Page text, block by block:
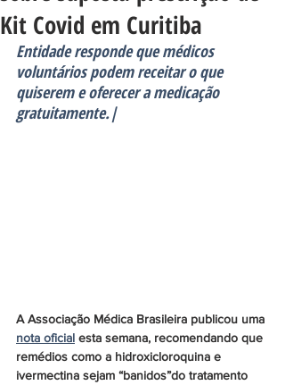
Kit Covid em Curitiba
Entidade responde que médicos
voluntários podem receitar o que
quiserem e oferecer a medicação
gratuitamente.|
A Associação Médica Brasileira publicou uma
nota oficial esta semana, recomendando que
remédios como a hidroxicloroquina e
ivermectina sejam “banidos”do tratamento